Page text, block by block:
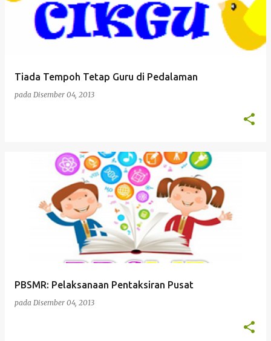
Tiada Tempoh Tetap Guru di Pedalaman
pada Disember 04, 2013
PBSMR: Pelaksanaan Pentaksiran Pusat
pada Disember 04, 2013